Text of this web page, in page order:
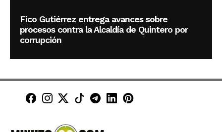
Fico Gutiérrez entrega avances sobre
procesos contra la Alcaldía de Quintero por
corrupción
Minuto30 en Facebook
Minuto30 en Instagram
Minuto30 en X (Twitter)
Minuto30 en TikTok
Canal de Minuto30 en
Minuto30 en LinkedIn
Minuto30 en